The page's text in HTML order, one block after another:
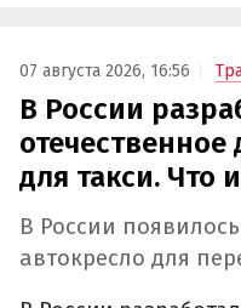
07 августа 2026, 16:56
В России
отечественное
для такси. Что
В России
автокресло для